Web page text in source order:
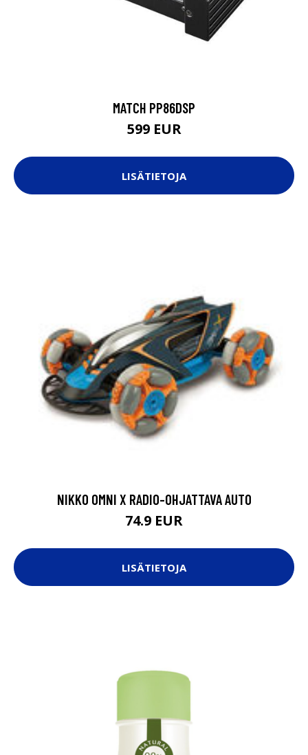
MATCH PP86DSP
599 EUR
LISÄTIETOJA
NIKKO OMNI X RADIO-OHJATTAVA AUTO
74.9 EUR
LISÄTIETOJA